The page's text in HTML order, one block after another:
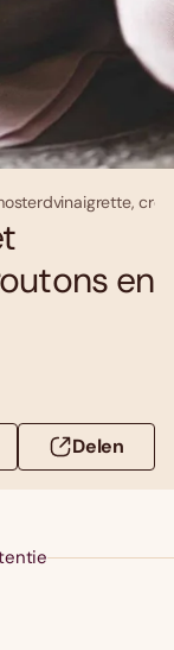
en
Delen